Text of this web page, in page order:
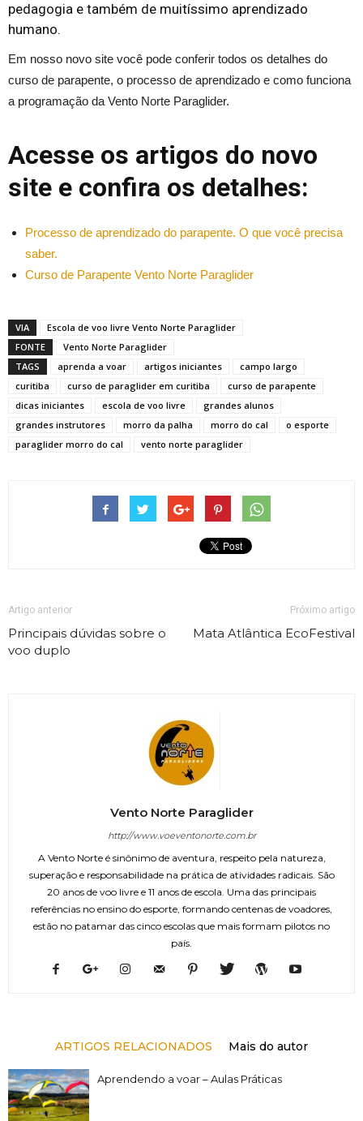
pedagogia e também de muitíssimo aprendizado
humano.
Em nosso novo site você pode conferir todos os detalhes do
curso de parapente, o processo de aprendizado e como funciona
a programação da Vento Norte Paraglider.
Acesse os artigos do novo
site e confira os detalhes:
Processo de aprendizado do parapente. O que você precisa
saber.
Curso de Parapente Vento Norte Paraglider
VIA
Escola de voo livre Vento Norte Paraglider
FONTE
Vento Norte Paraglider
TAGS
aprenda a voar artigos iniciantes
campo largo
curitiba
curso de paraglider em curitiba
curso de parapente
dicas iniciantes
escola de voo livre
grandes alunos
grandes instrutores
morro da palha morro do cal
o esporte
paraglider morro do cal
vento norte paraglider
Artigo anterior
Principais dúvidas sobre o
voo duplo
Próximo artigo
Mata Atlântica EcoFestival
Vento Norte Paraglider
http://www.voeventonorte.com.br
A Vento Norte é sinônimo de aventura, respeito pela natureza,
superação e responsabilidade na prática de atividades radicais. São
20 anos de voo livre e 11 anos de escola. Uma das principais
referências no ensino do esporte, formando centenas de voadores,
estão no patamar das cinco escolas que mais formam pilotos no
país.
ARTIGOS RELACIONADOS Mais do autor
Aprendendo a voar – Aulas Práticas